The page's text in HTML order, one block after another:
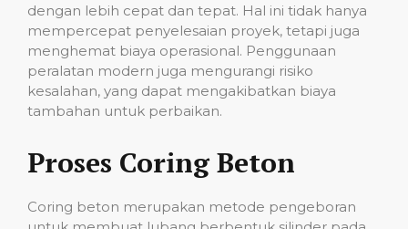
dengan lebih cepat dan tepat. Hal ini tidak hanya
mempercepat penyelesaian proyek, tetapi juga
menghemat biaya operasional. Penggunaan
peralatan modern juga mengurangi risiko
kesalahan, yang dapat mengakibatkan biaya
tambahan untuk perbaikan.
Proses Coring Beton
Coring beton merupakan metode pengeboran